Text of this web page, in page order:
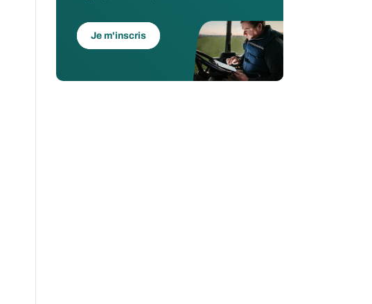
Je m'inscris